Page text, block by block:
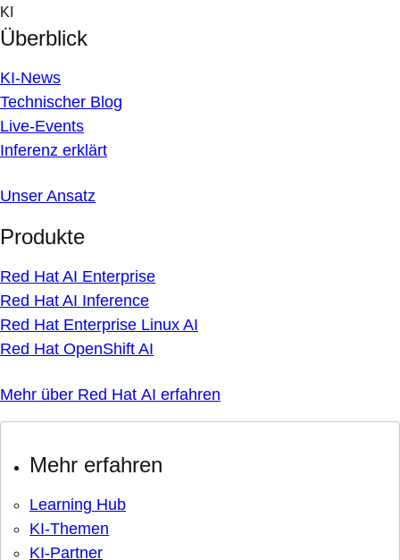
Skip
to
content
KI
Überblick
KI-News
Technischer Blog
Live-Events
Inferenz erklärt
Unser Ansatz
Produkte
Red Hat AI Enterprise
Red Hat AI Inference
Red Hat Enterprise Linux AI
Red Hat OpenShift AI
Mehr über Red Hat AI erfahren
Mehr erfahren
Learning Hub
KI-Themen
KI-Partner